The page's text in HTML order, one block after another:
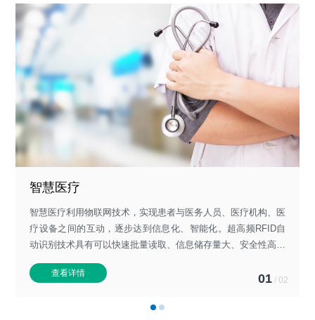
智慧医疗
智慧医疗利用物联网技术，实现患者与医务人员、医疗机构、医
疗设备之间的互动，逐步达到信息化、智能化。超高频RFID自
动识别技术具有可以快速批量读取、信息储存量大、安全性高、
的跟踪医疗物资在生产、运输、仓储、临床使用等全生命周期环
慧医疗的建设中发挥着重要的作用。。
查看详情 01 /02
智能洗涤
赋予每条布草唯一的RFID数字身份标识，利用业内领先的数据
采集设备，实时采集布草在每一个交接环节、每一个洗涤流程的
状态信息；
理，从而帮助经营者提升布草的流转效率，降低人工成本，提升
查看详情 01 /02